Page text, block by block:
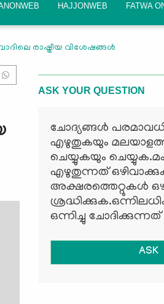
HAJJONWEB FATWA
രാഷ്ട്രീയ വിശേഷങ്ങള്‍
ASK YOUR QUESTION
ചോദ്യങ്ങള്‍
എഴുതുകയും
ചെയ്യുകയും
എഴുതുന്നത്
അക്ഷരത്തെറ്റുകള്‍
ഒന്നിച്ചു
ASK